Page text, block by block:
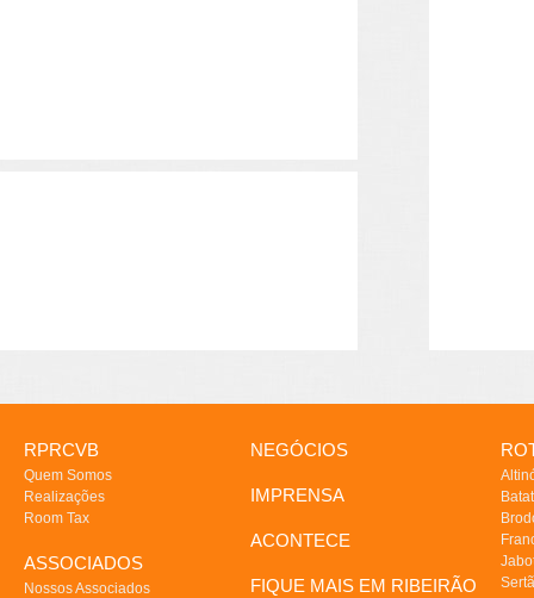
RPRCVB
Quem Somos
Realizações
Room Tax
ASSOCIADOS
Nossos Associados
NEGÓCIOS
IMPRENSA
ACONTECE
FIQUE MAIS EM RIBEIRÃO